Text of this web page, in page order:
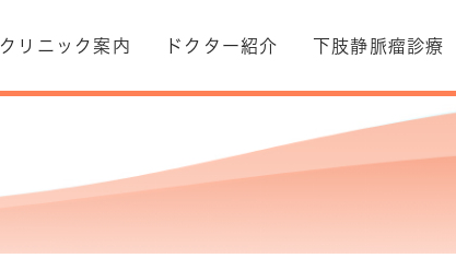
クリニック案内 ドクター紹介 下肢静脈瘤診療
下肢静脈瘤とは